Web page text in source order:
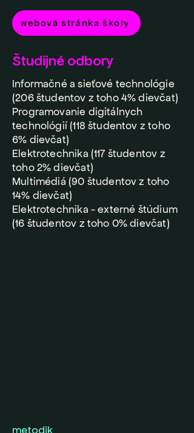
webová stránka školy
Študijné odbory
Informačné a sieťové technológie
(206 študentov z toho 4% dievčat)
Programovanie digitálnych
technológií (118 študentov z toho
6% dievčat)
Elektrotechnika (117 študentov z
toho 2% dievčat)
Multimédiá (90 študentov z toho
14% dievčat)
Elektrotechnika - externé štúdium
(16 študentov z toho 0% dievčat)
metodik